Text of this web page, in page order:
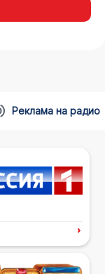
Реклама на радио